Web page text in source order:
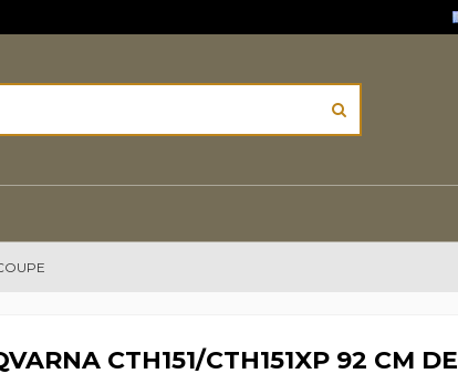
CTH151/CTH151XP 92 CM DE